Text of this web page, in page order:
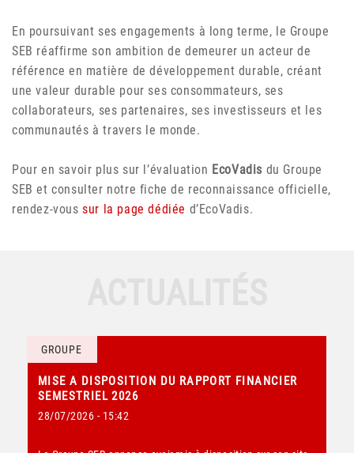
En poursuivant ses engagements à long terme, le Groupe
SEB réaffirme son ambition de demeurer un acteur de
référence en matière de développement durable, créant
une valeur durable pour ses consommateurs, ses
collaborateurs, ses partenaires, ses investisseurs et les
communautés à travers le monde.
Pour en savoir plus sur l’évaluation EcoVadis du Groupe
SEB et consulter notre fiche de reconnaissance officielle,
rendez-voussur la page dédiée d’EcoVadis.
GROUPE
MISE A DISPOSITION DU RAPPORT FINANCIER
SEMESTRIEL 2026
28/07/2026 - 15:42